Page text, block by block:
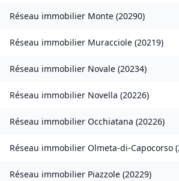
Réseau immobilier Monte (20290)
Réseau immobilier Muracciole (20219)
Réseau immobilier Novale (20234)
Réseau immobilier Novella (20226)
Réseau immobilier Occhiatana (20226)
Réseau immobilier Olmeta-di-Capocorso (
Réseau immobilier Piazzole (20229)